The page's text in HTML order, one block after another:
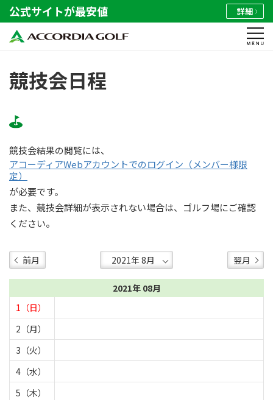
公式サイトが最安値 詳細
競技会日程
競技会結果の閲覧には、
アコーディアWebアカウントでのログイン（メンバー様限
定）
が必要です。
また、競技会詳細が表示されない場合は、ゴルフ場にご確認
ください。
前月 翌月
2021年 08月
1（日）
2（月）
3（火）
4（水）
5（木）